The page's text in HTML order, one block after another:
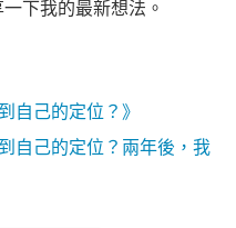
下我的最新想法。
自己的定位？》
自己的定位？兩年後，我